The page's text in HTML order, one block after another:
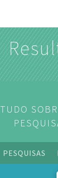
TUDO
PESQUISAS